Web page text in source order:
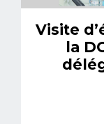
Visite
la